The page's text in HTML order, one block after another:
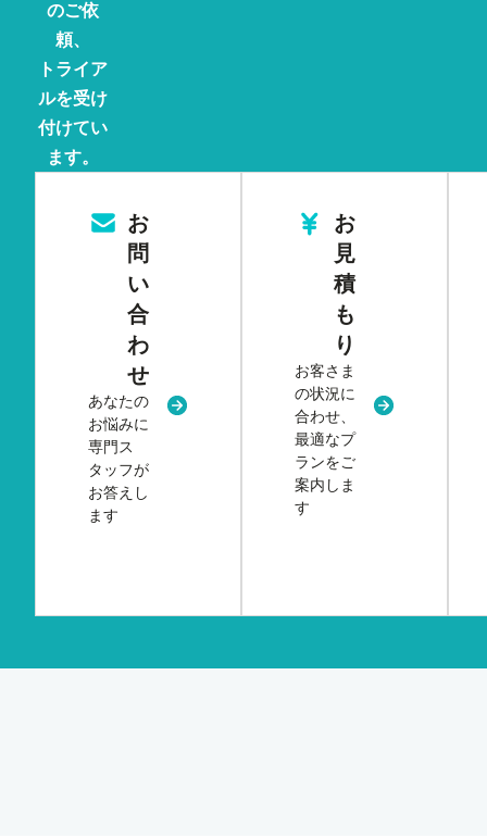
のご依
頼、
トライア
ルを受け
付けてい
ます。
お
問
い
合
わ
せ
あなたの
お悩みに
専門ス
タッフが
お答えし
ます
新規タブまたはウィンドウで開く
お
見
積
も
り
お客さま
の状況に
合わせ、
最適なプ
ランをご
案内しま
す
新規タブま